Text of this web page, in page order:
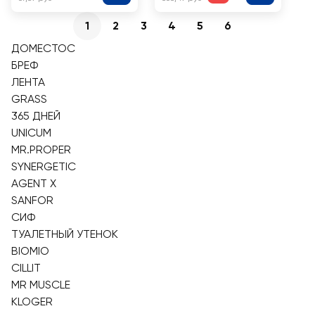
1 2 3 4 5
6
ДОМЕСТОС
БРЕФ
ЛЕНТА
GRASS
365 ДНЕЙ
UNICUM
MR.PROPER
SYNERGETIC
AGENT X
SANFOR
СИФ
ТУАЛЕТНЫЙ УТЕНОК
BIOMIO
CILLIT
MR MUSCLE
KLOGER